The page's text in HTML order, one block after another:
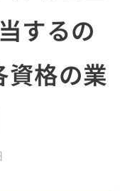
するの
格の業